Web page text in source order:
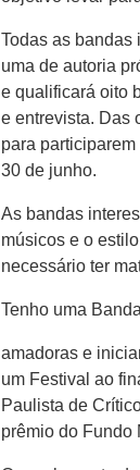
Todas as bandas
uma de autoria
e qualificará oito
e entrevista. Das
para
30 de junho.
As bandas
músicos e o
necessário ter
Tenho uma
amadoras e
um Festival ao
Paulista de
prêmio do Fundo